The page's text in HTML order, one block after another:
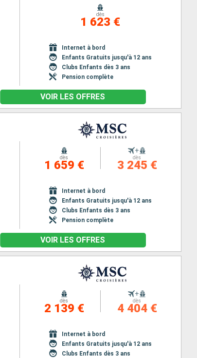
dès
1 623 €
Internet à bord
Enfants Gratuits jusqu'à 12 ans
Clubs Enfants dès 3 ans
Pension complète
VOIR LES OFFRES
dès
1 659 €
+
dès
3 245 €
Internet à bord
Enfants Gratuits jusqu'à 12 ans
Clubs Enfants dès 3 ans
Pension complète
VOIR LES OFFRES
dès
2 139 €
+
dès
4 404 €
Internet à bord
Enfants Gratuits jusqu'à 12 ans
Clubs Enfants dès 3 ans